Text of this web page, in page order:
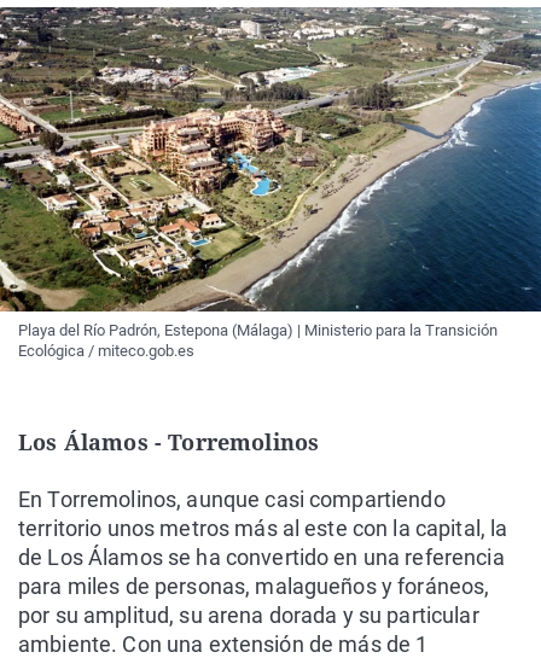
Playa del Río Padrón, Estepona (Málaga) | Ministerio para la Transición
Ecológica / miteco.gob.es
Los Álamos - Torremolinos
En Torremolinos, aunque casi compartiendo
territorio unos metros más al este con la capital, la
de Los Álamos se ha convertido en una referencia
para miles de personas, malagueños y foráneos,
por su amplitud, su arena dorada y su particular
ambiente. Con una extensión de más de 1